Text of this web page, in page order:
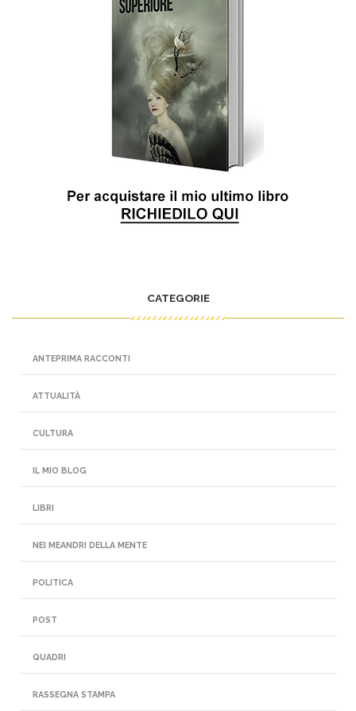
CATEGORIE
ANTEPRIMA RACCONTI
ATTUALITÀ
CULTURA
IL MIO BLOG
LIBRI
NEI MEANDRI DELLA MENTE
POLITICA
POST
QUADRI
RASSEGNA STAMPA